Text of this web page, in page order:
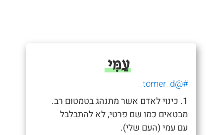
עַמִּי
#@tomer_d_
1. כינוי לאדם אשר מתנהג בטמטום רב.
מבטאים כמו שם פרטי, לא להתבלבל
עם עמי (העם שלי).